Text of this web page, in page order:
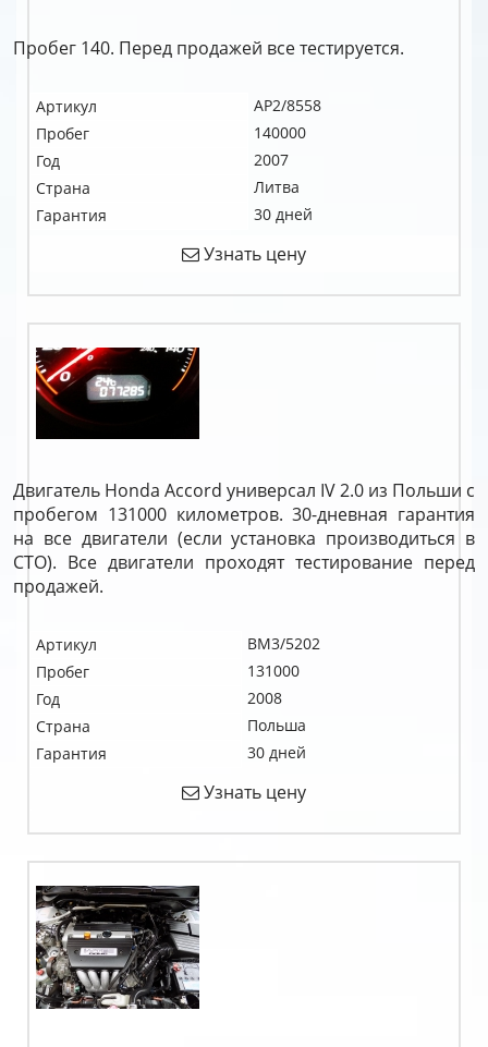
Пробег 140. Перед продажей все тестируется.
Артикул
AP2/8558
Пробег
140000
Год
2007
Страна
Литва
Гарантия
30 дней
Узнать цену
Двигатель Honda Accord универсал IV 2.0 из Польши с
пробегом 131000 километров. 30-дневная гарантия
на все двигатели (если установка производиться в
СТО). Все двигатели проходят тестирование перед
продажей.
Артикул
BM3/5202
Пробег
131000
Год
2008
Страна
Польша
Гарантия
30 дней
Узнать цену